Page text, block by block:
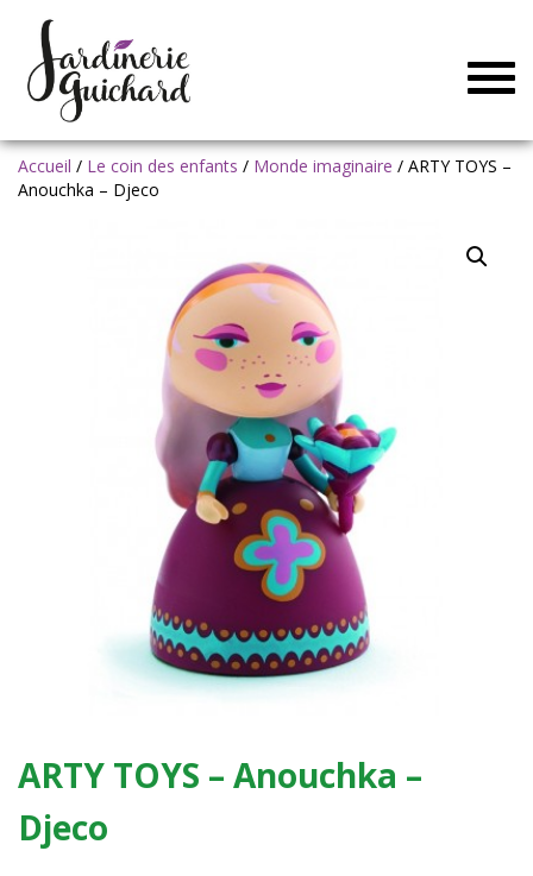
Accueil / Le coin des enfants / Monde imaginaire / ARTY TOYS –
Anouchka – Djeco
ARTY TOYS – Anouchka –
Djeco